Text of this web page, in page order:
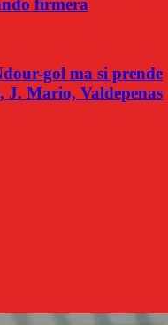
firmerà
gol ma si prende
J. Mario, Valdepenas